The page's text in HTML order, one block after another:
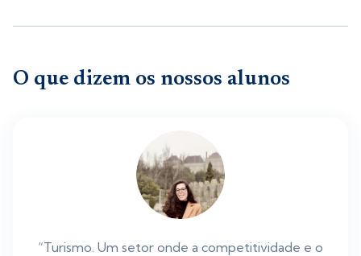
O que dizem os nossos alunos
“Turismo. Um setor onde a competitividade e o